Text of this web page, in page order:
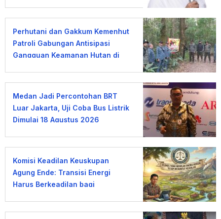
Perhutani dan Gakkum Kemenhut
Patroli Gabungan Antisipasi
Gangguan Keamanan Hutan di
Medan Jadi Percontohan BRT
Luar Jakarta, Uji Coba Bus Listrik
Dimulai 18 Agustus 2026
Komisi Keadilan Keuskupan
Agung Ende: Transisi Energi
Harus Berkeadilan bagi